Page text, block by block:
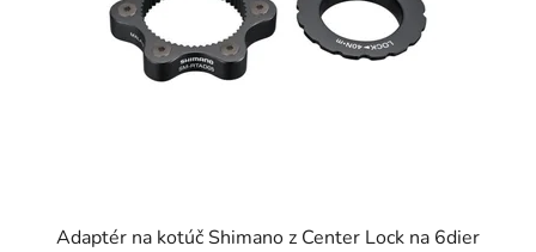
Adaptér na kotúč Shimano z Center Lock na 6dier